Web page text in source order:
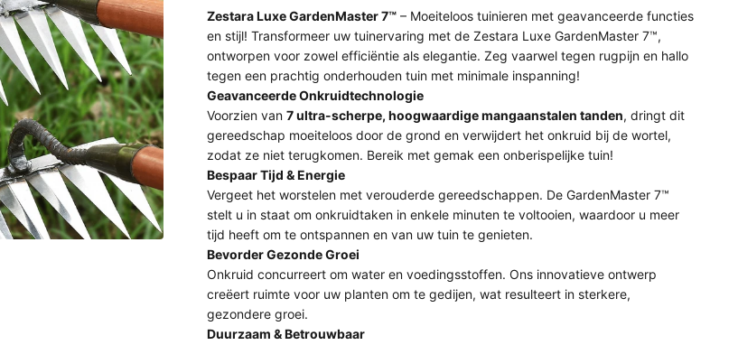
Zestara Luxe GardenMaster 7™ – Moeiteloos tuinieren met geavanceerde functies
en stijl! Transformeer uw tuinervaring met de Zestara Luxe GardenMaster 7™,
ontworpen voor zowel efficiëntie als elegantie. Zeg vaarwel tegen rugpijn en hallo
tegen een prachtig onderhouden tuin met minimale inspanning!
Geavanceerde Onkruidtechnologie
Voorzien van 7 ultra-scherpe, hoogwaardige mangaanstalen tanden, dringt dit
gereedschap moeiteloos door de grond en verwijdert het onkruid bij de wortel,
zodat ze niet terugkomen. Bereik met gemak een onberispelijke tuin!
Bespaar Tijd & Energie
Vergeet het worstelen met verouderde gereedschappen. De GardenMaster 7™
stelt u in staat om onkruidtaken in enkele minuten te voltooien, waardoor u meer
tijd heeft om te ontspannen en van uw tuin te genieten.
Bevorder Gezonde Groei
Onkruid concurreert om water en voedingsstoffen. Ons innovatieve ontwerp
creëert ruimte voor uw planten om te gedijen, wat resulteert in sterkere,
gezondere groei.
Duurzaam & Betrouwbaar